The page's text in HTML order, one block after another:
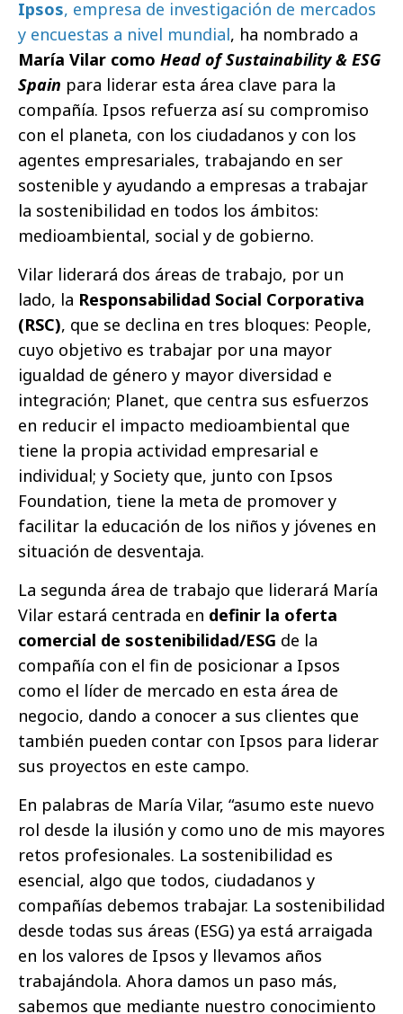
Ipsos, empresa de investigación de mercados
y encuestas a nivel mundial, ha nombrado a
María Vilar como Head of Sustainability & ESG
Spain para liderar esta área clave para la
compañía. Ipsos refuerza así su compromiso
con el planeta, con los ciudadanos y con los
agentes empresariales, trabajando en ser
sostenible y ayudando a empresas a trabajar
la sostenibilidad en todos los ámbitos:
medioambiental, social y de gobierno.
Vilar liderará dos áreas de trabajo, por un
lado, la Responsabilidad Social Corporativa
(RSC), que se declina en tres bloques: People,
cuyo objetivo es trabajar por una mayor
igualdad de género y mayor diversidad e
integración; Planet, que centra sus esfuerzos
en reducir el impacto medioambiental que
tiene la propia actividad empresarial e
individual; y Society que, junto con Ipsos
Foundation, tiene la meta de promover y
facilitar la educación de los niños y jóvenes en
situación de desventaja.
La segunda área de trabajo que liderará María
Vilar estará centrada en definir la oferta
comercial de sostenibilidad/ESG de la
compañía con el fin de posicionar a Ipsos
como el líder de mercado en esta área de
negocio, dando a conocer a sus clientes que
también pueden contar con Ipsos para liderar
sus proyectos en este campo.
En palabras de María Vilar, “asumo este nuevo
rol desde la ilusión y como uno de mis mayores
retos profesionales. La sostenibilidad es
esencial, algo que todos, ciudadanos y
compañías debemos trabajar. La sostenibilidad
desde todas sus áreas (ESG) ya está arraigada
en los valores de Ipsos y llevamos años
trabajándola. Ahora damos un paso más,
sabemos que mediante nuestro conocimiento